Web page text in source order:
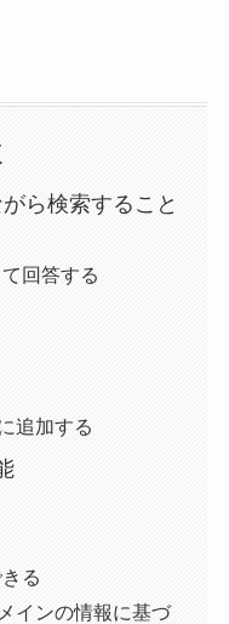
ら検索すること
回答する
追加する
る
インの情報に基づ